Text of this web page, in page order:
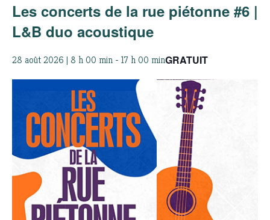
Les concerts de la rue piétonne #6 |
L&B duo acoustique
28 août 2026 | 8 h 00 min - 17 h 00 minGRATUIT